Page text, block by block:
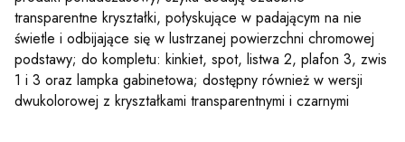
transparentne kryształki, połyskujące w padającym na nie
świetle i odbijające się w lustrzanej powierzchni chromowej
podstawy; do kompletu: kinkiet, spot, listwa 2, plafon 3, zwis
1 i 3 oraz lampka gabinetowa; dostępny również w wersji
dwukolorowej z kryształkami transparentnymi i czarnymi